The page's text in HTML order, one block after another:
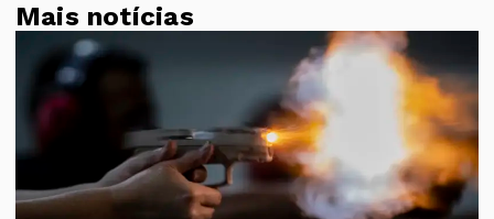
Mais notícias